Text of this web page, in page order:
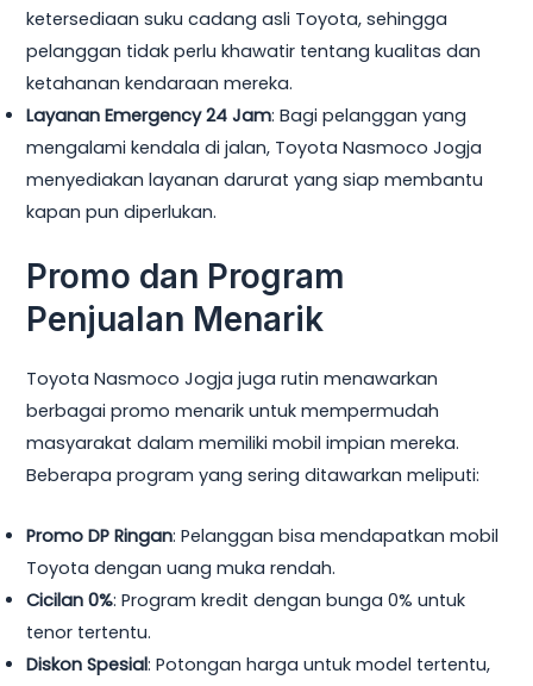
ketersediaan suku cadang asli Toyota, sehingga
pelanggan tidak perlu khawatir tentang kualitas dan
ketahanan kendaraan mereka.
Layanan Emergency 24 Jam: Bagi pelanggan yang
mengalami kendala di jalan, Toyota Nasmoco Jogja
menyediakan layanan darurat yang siap membantu
kapan pun diperlukan.
Promo dan Program
Penjualan Menarik
Toyota Nasmoco Jogja juga rutin menawarkan
berbagai promo menarik untuk mempermudah
masyarakat dalam memiliki mobil impian mereka.
Beberapa program yang sering ditawarkan meliputi:
Promo DP Ringan: Pelanggan bisa mendapatkan mobil
Toyota dengan uang muka rendah.
Cicilan 0%: Program kredit dengan bunga 0% untuk
tenor tertentu.
Diskon Spesial: Potongan harga untuk model tertentu,